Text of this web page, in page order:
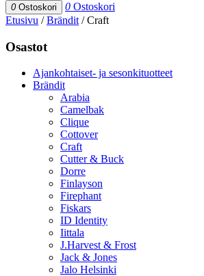
0 Ostoskori 0 Ostoskori
Etusivu /Brändit /Craft
Osastot
Ajankohtaiset- ja sesonkituotteet
Brändit
Arabia
Camelbak
Clique
Cottover
Craft
Cutter & Buck
Dorre
Finlayson
Firephant
Fiskars
ID Identity
Iittala
J.Harvest & Frost
Jack & Jones
Jalo Helsinki